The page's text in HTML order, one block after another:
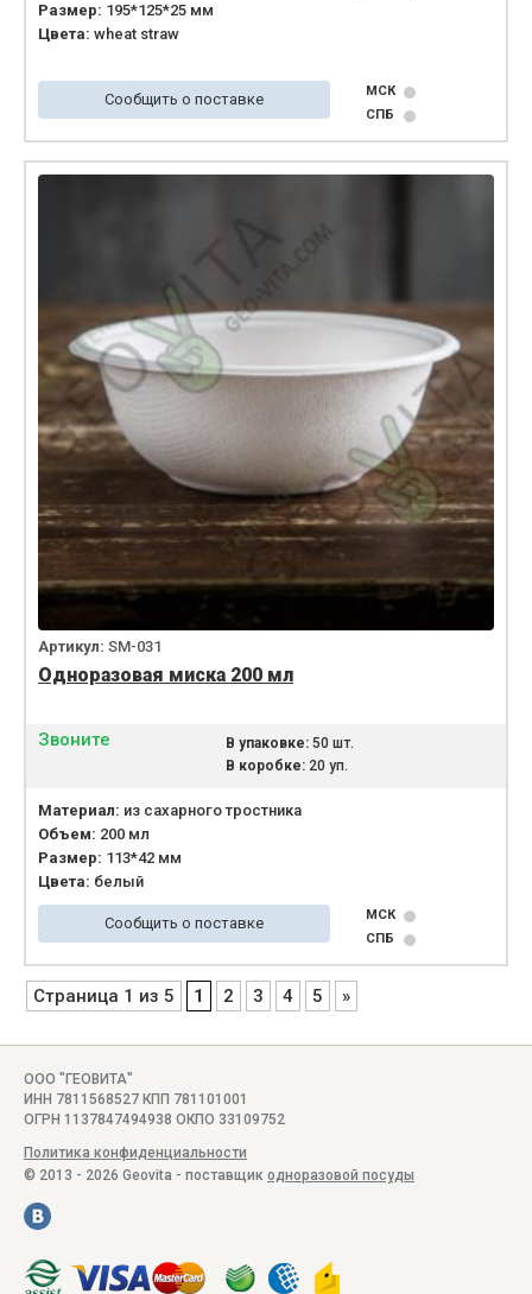
Размер: 195*125*25 мм
Цвета: wheat straw
Сообщить о поставке
МСК
СПБ
Артикул: SM-031
Одноразовая миска 200 мл
Звоните В упаковке:50 шт.
В коробке:20 уп.
Материал: из сахарного тростника
Объем: 200 мл
Размер: 113*42 мм
Цвета: белый
Сообщить о поставке
МСК
СПБ
Страница 1 из 5 1 2 3 4 5 »
ООО "ГЕОВИТА"
ИНН 7811568527 КПП 781101001
ОГРН 1137847494938 ОКПО 33109752
Политика конфиденциальности
© 2013 - 2026 Geovita - поставщик одноразовой посуды